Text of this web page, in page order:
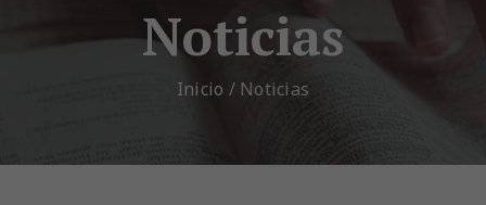
Noticias
Inicio / Noticias